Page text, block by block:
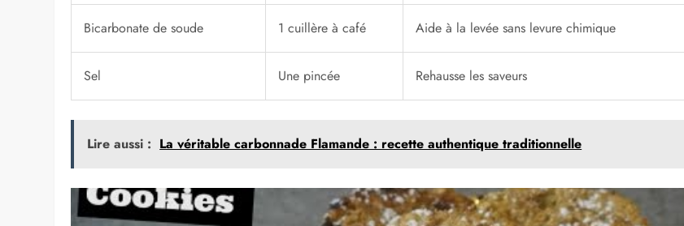
Bicarbonate de soude 1 cuillère à café Aide à la levée sans levure chimique
Sel Une pincée Rehausse les saveurs
Lire aussi : La véritable carbonnade Flamande : recette authentique traditionnelle